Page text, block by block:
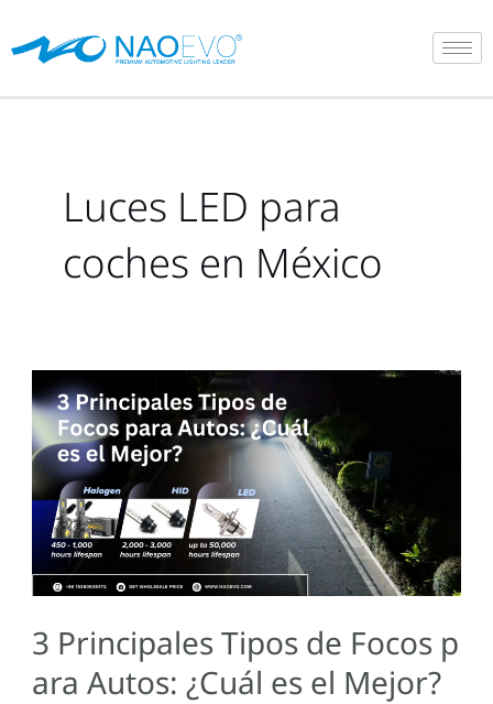
al
Luces LED para
coches en México
3 Principales Tipos de Focos p
ara Autos: ¿Cuál es el Mejor?
Principales
Tipos
de
Focos
para
Autos:
es
el